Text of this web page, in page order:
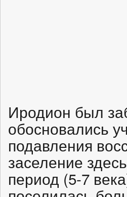
Иродион был
обосновались
подавления
заселение
период (5-7